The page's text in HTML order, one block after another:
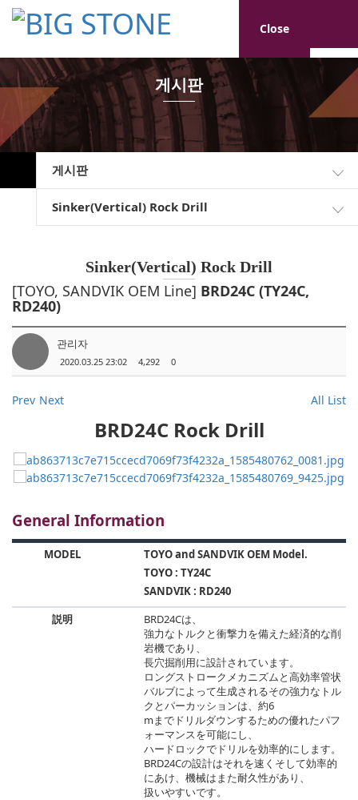
Close
게시판
게시판
Sinker(Vertical) Rock Drill
Sinker(Vertical) Rock Drill
[TOYO, SANDVIK OEM Line] BRD24C (TY24C,
RD240)
관리자
2020.03.25 23:02 4,292 0
Prev Next All List
BRD24C Rock Drill
General Information
MODEL
TOYO and SANDVIK OEM Model.
TOYO : TY24C
SANDVIK : RD240
説明
BRD24Cは、
強力なトルクと衝撃力を備えた経済的な削
岩機であり、
長穴掘削用に設計されています。
ロングストロークメカニズムと高効率管状
バルブによって生成されるその強力なトル
クとパーカッションは、約6
mまでドリルダウンするための優れたパフ
ォーマンスを可能にし、
ハードロックでドリルを効率的にします。
BRD24Cの設計はそれを速くそして効率的
にあけ、機械はまた耐久性があり、
扱いやすいです。